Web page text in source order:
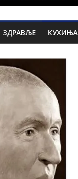
ЗДРАВЉЕ КУХИЊА